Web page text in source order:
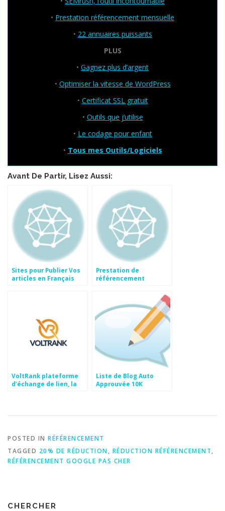
• Prestation référencement mensuelle
• 22 annuaires puissants
PLUS
• Gagnez plus d’argent
• Optimiser la vitesse de WordPress
• Certificat SSL gratuit
• Outils que j’utilise
• Le codage pour enfant
• Tous mes Outils/Logiciels
Avant De Partir, Lisez Aussi:
Sites pour Publier Vos
articles en Français
Prestation de
référencement
VoltRank plateforme
d’échange de lien, la
Liste de Blog Auto
Approuvée 10K
POSTED IN RÉFÉRENCEMENT
TAGGED 20% DE RÉDUCTION, RÉDUCTION RÉFÉRENCEMENT,
RÉFÉRENCEMENT GOOGLE PAS CHER
CHERCHER